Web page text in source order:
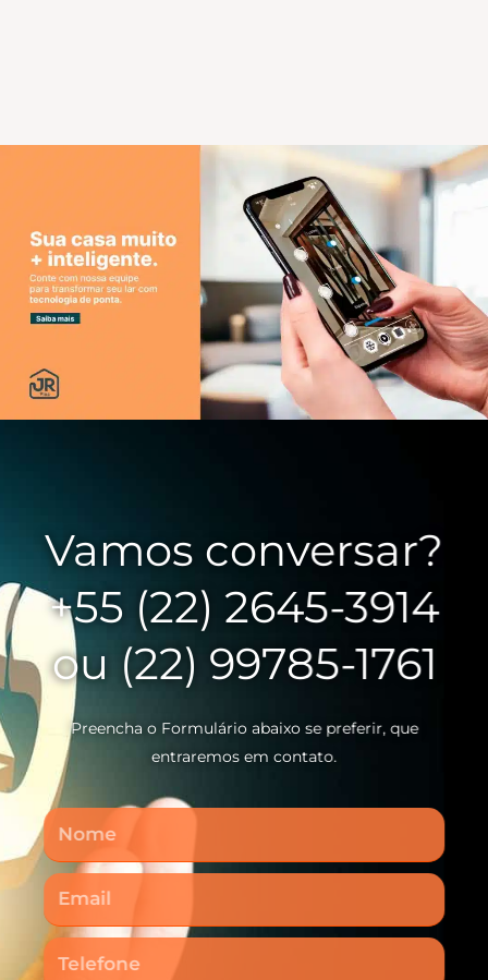
Vamos conversar?
+55 (22) 2645-3914
ou (22) 99785-1761
Preencha o Formulário abaixo se preferir, que
entraremos em contato.
Nome
Email
Telefone